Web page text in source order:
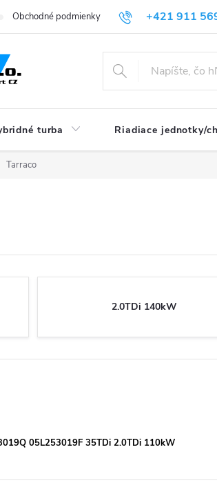
+421 911
Obchodné podmienky GDPR
turba Riadiace jednotky/
Tarraco
2.0TDi 140kW
05L253019F 35TDi 2.0TDi 110kW